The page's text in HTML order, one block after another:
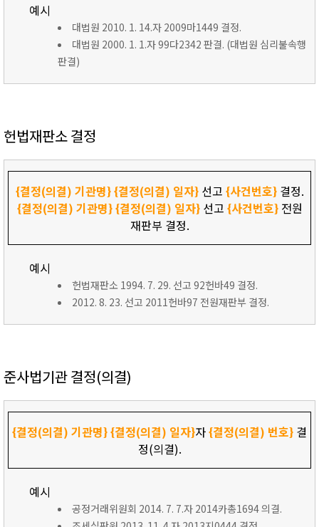
예시
대법원 2010. 1. 14.자 2009마1449 결정.
대법원 2000. 1. 1.자 99다2342 판결. (대법원 심리불속행
판결)
헌법재판소 결정
{결정(의결) 기관명}{결정(의결) 일자}선고 {사건번호}결정.
{결정(의결) 기관명}{결정(의결) 일자}선고 {사건번호}전원
재판부 결정.
예시
헌법재판소 1994. 7. 29. 선고 92헌바49 결정.
2012. 8. 23. 선고 2011헌바97 전원재판부 결정.
준사법기관 결정(의결)
{결정(의결) 기관명}{결정(의결) 일자}자{결정(의결) 번호} 결
정(의결).
예시
공정거래위원회 2014. 7. 7.자 2014카총1694 의결.